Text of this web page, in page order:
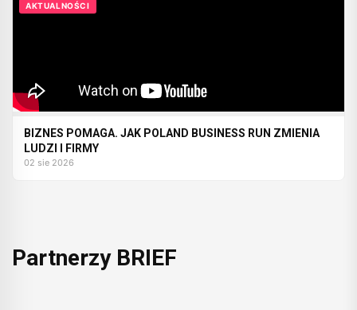
AKTUALNOŚCI
BIZNES POMAGA. JAK POLAND BUSINESS RUN ZMIENIA
LUDZI I FIRMY
02 sie 2026
Partnerzy BRIEF